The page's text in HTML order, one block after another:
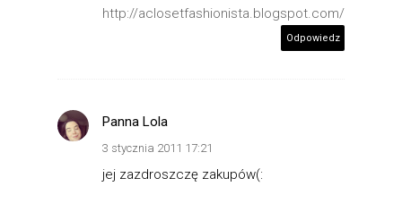
http://aclosetfashionista.blogspot.com/
Odpowiedz
Panna Lola
3 stycznia 2011 17:21
jej zazdroszczę zakupów(: